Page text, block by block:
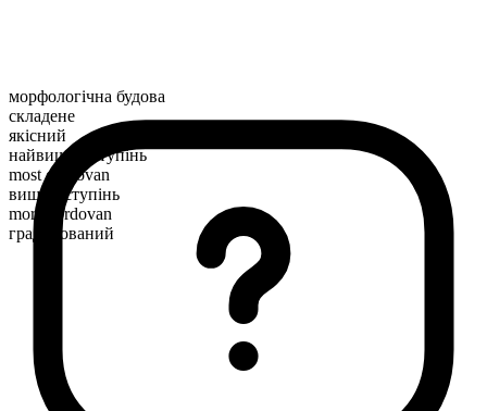
морфологічна будова
складене
якісний
найвищий ступінь
most cordovan
вищий ступінь
more cordovan
градуйований